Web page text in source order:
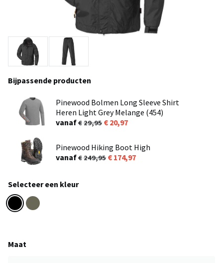
Bijpassende producten
Pinewood Bolmen Long Sleeve Shirt
Heren Light Grey Melange (454)
vanaf
29,95 20,97
Pinewood Hiking Boot High
vanaf
249,95 174,97
Selecteer een kleur
Maat